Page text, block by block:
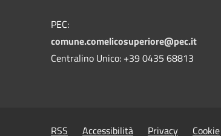
PEC:
comune.comelicosuperiore@pec.it
Centralino Unico: +39 0435 68813
RSS Accessibilità Privacy Cookie